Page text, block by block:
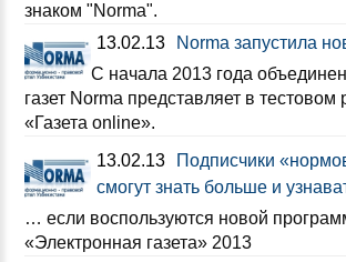
знаком "Norma".
13.02.13
Norma запустила
C начала 2013 года
газет Norma представляет в
«Газета online».
13.02.13
Подписчики
смогут знать больше и
… если воспользуются новой
«Электронная газета» 2013